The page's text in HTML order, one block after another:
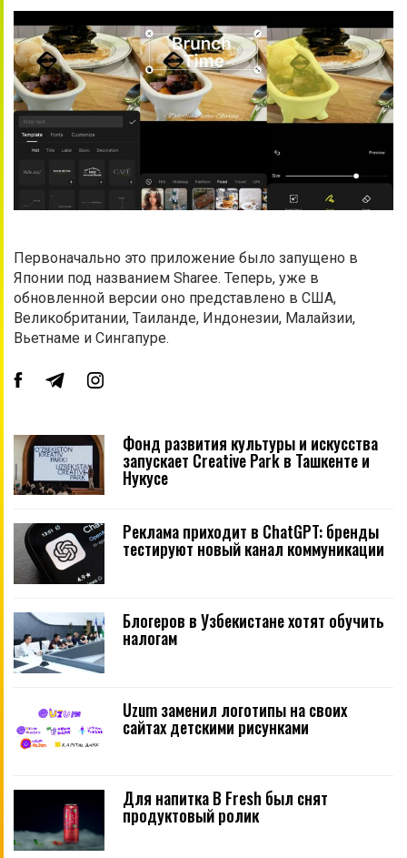
Первоначально это приложение было запущено в
Японии под названием Sharee. Теперь, уже в
обновленной версии оно представлено в США,
Великобритании, Таиланде, Индонезии, Малайзии,
Вьетнаме и Сингапуре.
Фонд развития культуры и искусства
запускает Creative Park в Ташкенте и
Нукусе
Реклама приходит в ChatGPT: бренды
тестируют новый канал коммуникации
Блогеров в Узбекистане хотят обучить
налогам
Uzum заменил логотипы на своих
сайтах детскими рисунками
Для напитка B Fresh был снят
продуктовый ролик